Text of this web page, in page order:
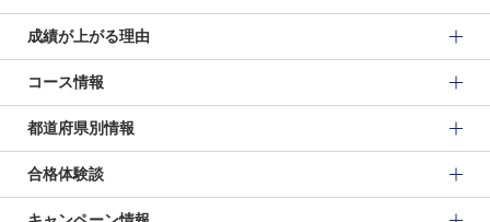
成績が上がる理由
コース情報
都道府県別情報
合格体験談